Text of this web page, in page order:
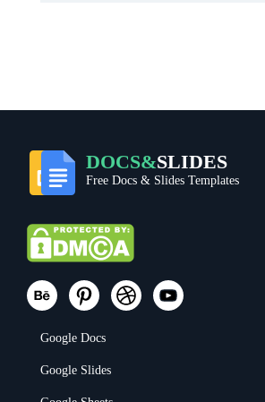
DOCS&SLIDES
Free Docs & Slides Templates
Google Docs
Google Slides